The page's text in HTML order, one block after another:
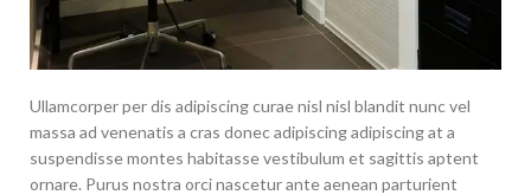
Ullamcorper per dis adipiscing curae nisl nisl blandit nunc vel
massa ad venenatis a cras donec adipiscing adipiscing at a
suspendisse montes habitasse vestibulum et sagittis aptent
ornare. Purus nostra orci nascetur ante aenean parturient